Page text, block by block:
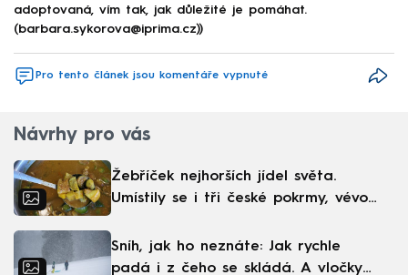
adoptovaná, vím tak, jak důležité je pomáhat.
(barbara.sykorova@iprima.cz))
Pro tento článek jsou komentáře vypnuté
Návrhy pro vás
Žebříček nejhorších jídel světa.
Umístily se i tři české pokrmy, vévodí
Sníh, jak ho neznáte: Jak rychle
padá i z čeho se skládá. A vločky